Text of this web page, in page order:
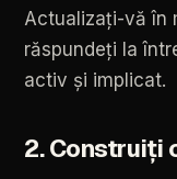
Actualizați-vă în
răspundeți la
activ și implicat.
2.Construiți